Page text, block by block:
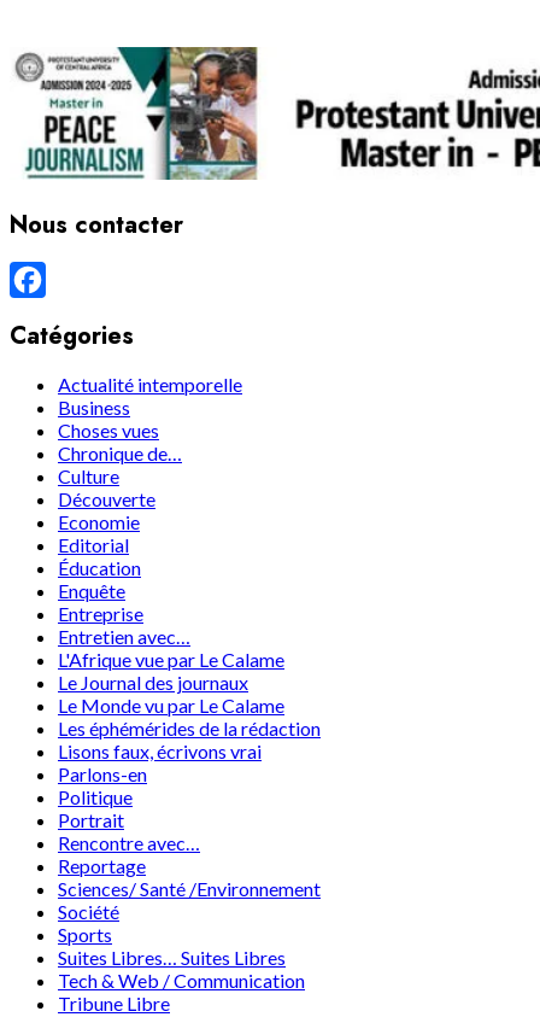
Nous contacter
Catégories
Actualité intemporelle
Business
Choses vues
Chronique de…
Culture
Découverte
Economie
Editorial
Éducation
Enquête
Entreprise
Entretien avec…
L'Afrique vue par Le Calame
Le Journal des journaux
Le Monde vu par Le Calame
Les éphémérides de la rédaction
Lisons faux, écrivons vrai
Parlons-en
Politique
Portrait
Rencontre avec…
Reportage
Sciences/ Santé /Environnement
Société
Sports
Suites Libres… Suites Libres
Tech & Web / Communication
Tribune Libre